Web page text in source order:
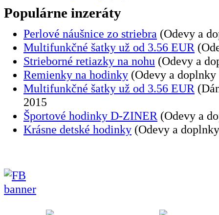
Populárne inzeráty
Perlové náušnice zo striebra (Odevy a
Multifunkčné šatky už od 3.56 EUR
Strieborné retiazky na nohu (Odevy a
Remienky na hodinky (Odevy a
Multifunkčné šatky už od 3.56 EUR
2015
Športové hodinky D-ZINER (Odevy a
Krásne detské hodinky (Odevy a